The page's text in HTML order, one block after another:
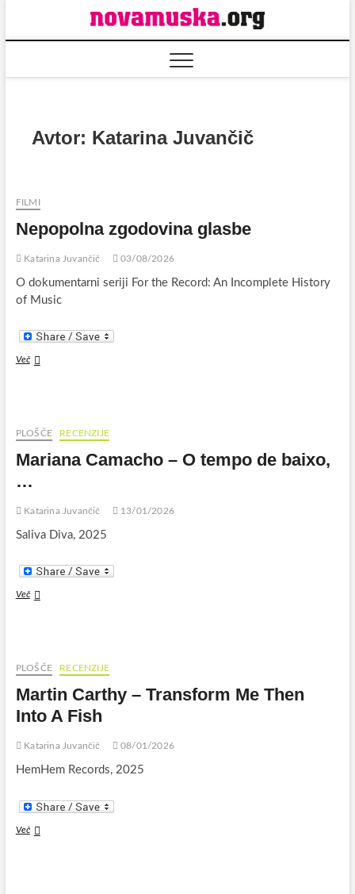
content
Avtor: Katarina Juvančič
FILMI
Nepopolna zgodovina glasbe
Katarina Juvančič 03/08/2026
O dokumentarni seriji For the Record: An Incomplete History
of Music
VečNepopolna
PLOŠČE RECENZIJE
Mariana Camacho – O tempo de baixo,
…
Katarina Juvančič 13/01/2026
Saliva Diva, 2025
VečMariana
de
…
PLOŠČE RECENZIJE
Martin Carthy – Transform Me Then
Into A Fish
Katarina Juvančič 08/01/2026
HemHem Records, 2025
VečMartin